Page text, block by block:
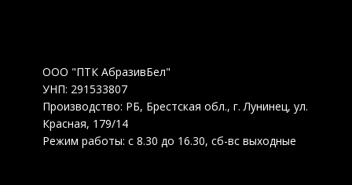
ООО "ПТК АбразивБел"
УНП: 291533807
Производство: РБ, Брестская обл., г. Лунинец, ул.
Красная, 179/14
Режим работы: с 8.30 до 16.30, сб-вс выходные